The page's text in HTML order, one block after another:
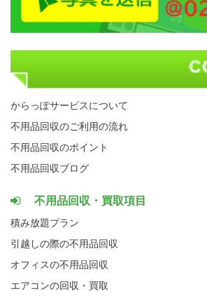
からっぽサービスについて
不用品回収のご利用の流れ
不用品回収のポイント
不用品回収ブログ
不用品回収・買取項目
積み放題プラン
引越しの際の不用品回収
オフィスの不用品回収
エアコンの回収・買取